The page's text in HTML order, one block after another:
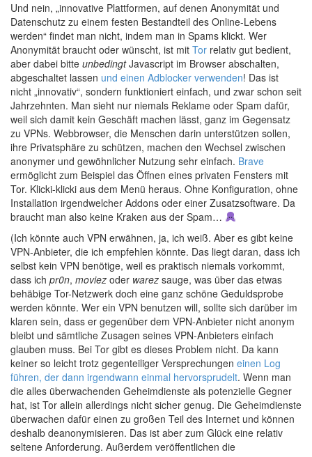
Und nein, „innovative Plattformen, auf denen Anonymität und
Datenschutz zu einem festen Bestandteil des Online-Lebens
werden“ findet man nicht, indem man in Spams klickt. Wer
Anonymität braucht oder wünscht, ist mit Tor relativ gut bedient,
aber dabei bitte unbedingtJavascript im Browser abschalten,
abgeschaltet lassen und einen Adblocker verwenden! Das ist
nicht „innovativ“, sondern funktioniert einfach, und zwar schon seit
Jahrzehnten. Man sieht nur niemals Reklame oder Spam dafür,
weil sich damit kein Geschäft machen lässt, ganz im Gegensatz
zu VPNs. Webbrowser, die Menschen darin unterstützen sollen,
ihre Privatsphäre zu schützen, machen den Wechsel zwischen
anonymer und gewöhnlicher Nutzung sehr einfach. Brave
ermöglicht zum Beispiel das Öffnen eines privaten Fensters mit
Tor. Klicki-klicki aus dem Menü heraus. Ohne Konfiguration, ohne
Installation irgendwelcher Addons oder einer Zusatzsoftware. Da
braucht man also keine Kraken aus der Spam…
(Ich könnte auch VPN erwähnen, ja, ich weiß. Aber es gibt keine
VPN-Anbieter, die ich empfehlen könnte. Das liegt daran, dass ich
selbst kein VPN benötige, weil es praktisch niemals vorkommt,
dass ich pr0n, moviez oder warez sauge, was über das etwas
behäbige Tor-Netzwerk doch eine ganz schöne Geduldsprobe
werden könnte. Wer ein VPN benutzen will, sollte sich darüber im
klaren sein, dass er gegenüber dem VPN-Anbieter nicht anonym
bleibt und sämtliche Zusagen seines VPN-Anbieters einfach
glauben muss. Bei Tor gibt es dieses Problem nicht. Da kann
keiner so leicht trotz gegenteiliger Versprechungen einen Log
führen, der dann irgendwann einmal hervorsprudelt. Wenn man
die alles überwachenden Geheimdienste als potenzielle Gegner
hat, ist Tor allein allerdings nicht sicher genug. Die Geheimdienste
überwachen dafür einen zu großen Teil des Internet und können
deshalb deanonymisieren. Das ist aber zum Glück eine relativ
seltene Anforderung. Außerdem veröffentlichen die